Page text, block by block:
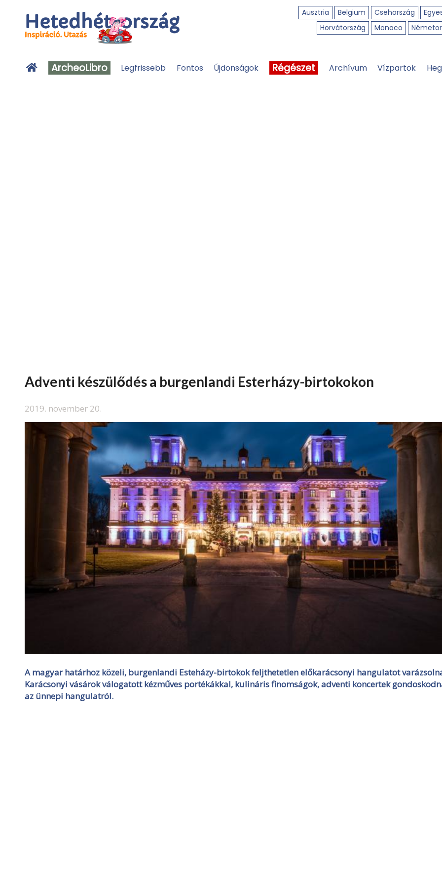
Ausztria Belgium Csehország
Horvátország
Monaco
ArcheoLibro Legfrissebb Fontos Újdonságok Régészet Archívum Vízpartok
Adventi készülődés a burgenlandi Esterházy-birtokokon
2019. november 20.
A magyar határhoz közeli, burgenlandi Esteházy-birtokok feljthetetlen előkarácsonyi hangulatot
Karácsonyi vásárok válogatott kézműves portékákkal, kulináris finomságok, adventi koncertek
az ünnepi hangulatról.